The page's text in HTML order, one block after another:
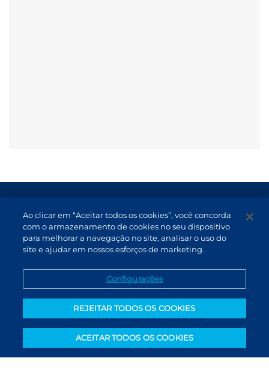
Atendimento
Canal de Denúncias
Ao clicar em “Aceitar todos os cookies”, você concorda
com o armazenamento de cookies no seu dispositivo
para melhorar a navegação no site, analisar o uso do
site e ajudar em nossos esforços de marketing.
Configurações
REJEITAR TODOS OS COOKIES
ACEITAR TODOS OS COOKIES